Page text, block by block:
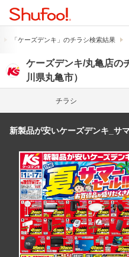
「ケーズデンキ」のチラシ検索結果
ケーズデンキ/丸亀店の
川県丸亀市）
チラシ
新製品が安いケーズデンキ_サ